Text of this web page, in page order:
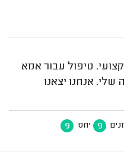
טיפול עבור אמא
שלי. אנחנו יצאנו
9 יחס 9